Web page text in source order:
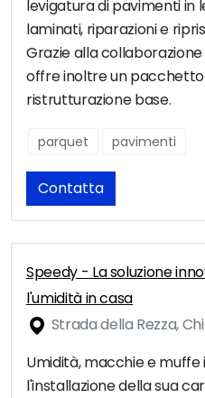
levigatura di pavimenti in
laminati, riparazioni e
Grazie alla
offre inoltre un
ristrutturazione base.
parquet pavimenti
Contatta
Speedy - La soluzione
l'umidità in casa
Strada della Rezza,
Umidità, macchie e muffe
l'installazione della sua